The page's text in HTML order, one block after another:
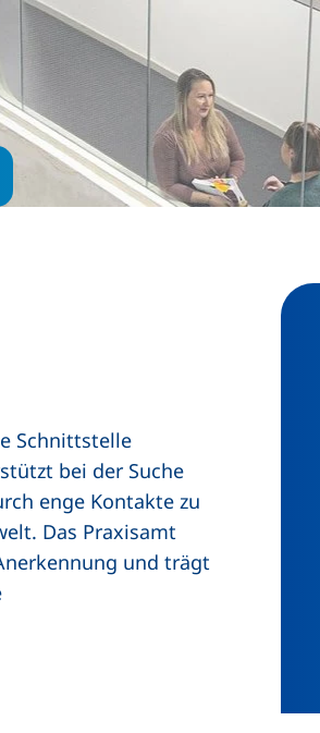
Direkt zum Inhalt
Schnittstelle
bei der Suche
enge Kontakte zu
Das Praxisamt
und trägt